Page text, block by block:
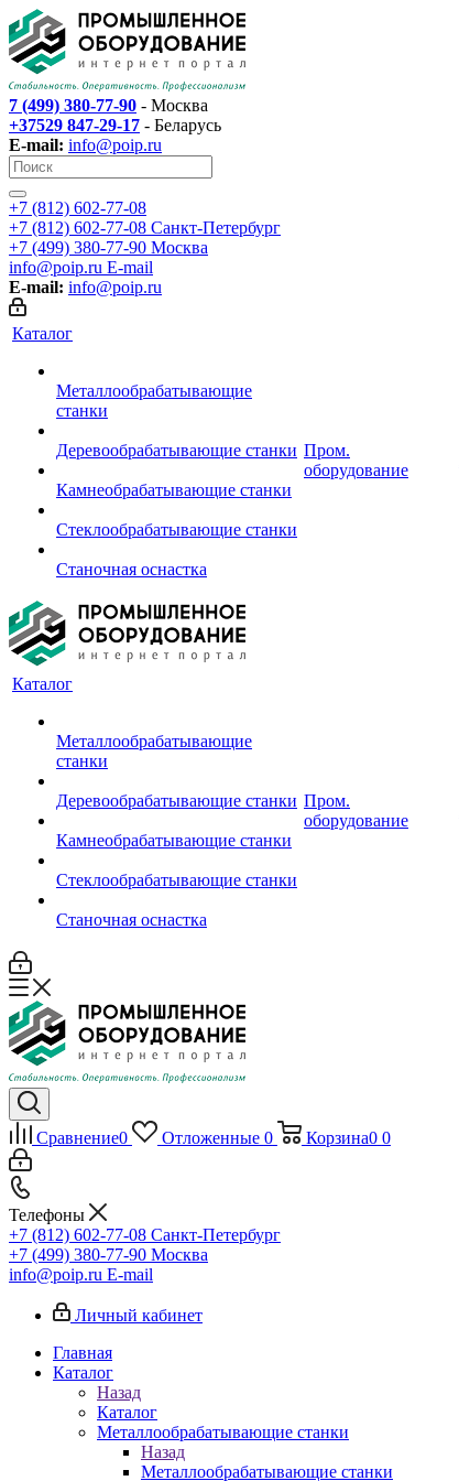
7 (499) 380-77-90 - Москва
+37529 847-29-17 - Беларусь
E-mail: info@poip.ru
+7 (812) 602-77-08
+7 (812) 602-77-08 Санкт-Петербург
+7 (499) 380-77-90 Москва
info@poip.ru E-mail
E-mail: info@poip.ru
Каталог
Металлообрабатывающие
станки
Деревообрабатывающие станки
Камнеобрабатывающие станки
Стеклообрабатывающие станки
Станочная оснастка
Пром.
оборудование
Каталог
Металлообрабатывающие
станки
Деревообрабатывающие станки
Камнеобрабатывающие станки
Стеклообрабатывающие станки
Станочная оснастка
Пром.
оборудование
Сравнение0 Отложенные 0 Корзина0 0
Телефоны
+7 (812) 602-77-08 Санкт-Петербург
+7 (499) 380-77-90 Москва
info@poip.ru E-mail
Личный кабинет
Главная
Каталог
Назад
Каталог
Металлообрабатывающие станки
Назад
Металлообрабатывающие станки